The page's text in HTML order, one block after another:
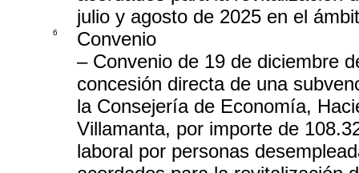
julio y agosto de 2025 en el
6
Convenio
– Convenio de 19 de diciembre
concesión directa de una
la Consejería de Economía,
Villamanta, por importe de
laboral por personas